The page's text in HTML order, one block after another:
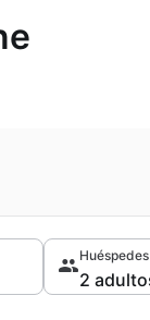
Huéspedes